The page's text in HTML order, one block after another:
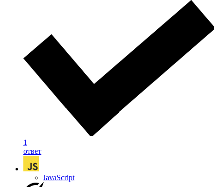
1
ответ
JavaScript